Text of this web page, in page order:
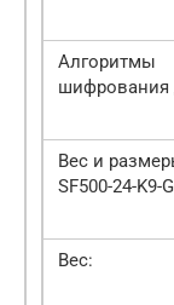
Алгоритмы
шифрования
Вес и
SF500-24-K9-
Вес: